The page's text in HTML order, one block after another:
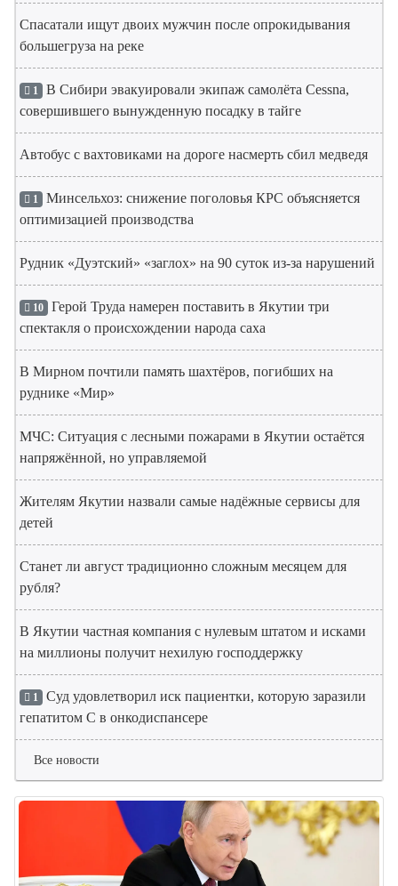
Спасатали ищут двоих мужчин после опрокидывания
большегруза на реке
1 В Сибири эвакуировали экипаж самолёта Cessna,
совершившего вынужденную посадку в тайге
Автобус с вахтовиками на дороге насмерть сбил медведя
1 Минсельхоз: снижение поголовья КРС объясняется
оптимизацией производства
Рудник «Дуэтский» «заглох» на 90 суток из-за нарушений
10 Герой Труда намерен поставить в Якутии три
спектакля о происхождении народа саха
В Мирном почтили память шахтёров, погибших на
руднике «Мир»
МЧС: Ситуация с лесными пожарами в Якутии остаётся
напряжённой, но управляемой
Жителям Якутии назвали самые надёжные сервисы для
детей
Станет ли август традиционно сложным месяцем для
рубля?
В Якутии частная компания с нулевым штатом и исками
на миллионы получит нехилую господдержку
1 Суд удовлетворил иск пациентки, которую заразили
гепатитом С в онкодиспансере
Все новости